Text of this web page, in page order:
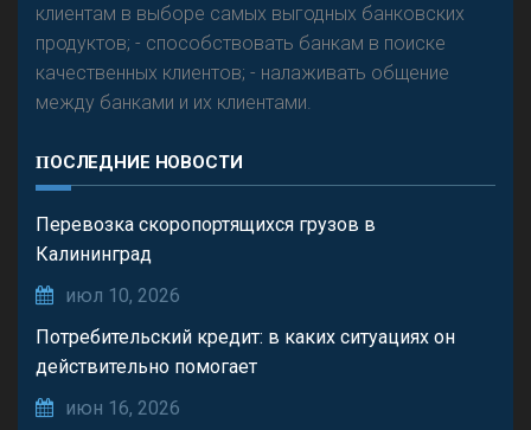
клиентам в выборе самых выгодных банковских
продуктов; - способствовать банкам в поиске
качественных клиентов; - налаживать общение
между банками и их клиентами.
ПОСЛЕДНИЕ НОВОСТИ
Перевозка скоропортящихся грузов в
Калининград
июл 10, 2026
Потребительский кредит: в каких ситуациях он
действительно помогает
июн 16, 2026